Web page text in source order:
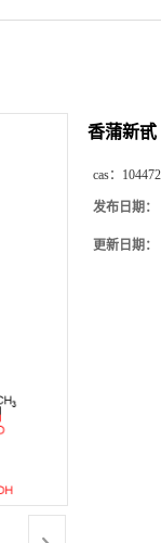
香蒲新甙
cas：
发布日期：
更新日期：